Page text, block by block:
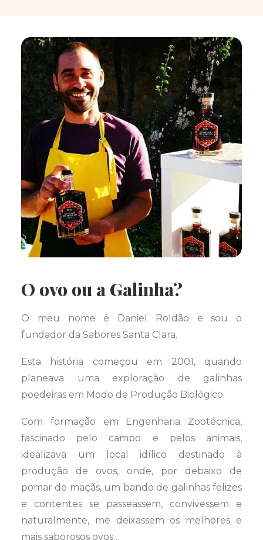
O ovo ou a Galinha?
O meu nome é Daniel Roldão e sou o
fundador da Sabores Santa Clara.
Esta história começou em 2001, quando
planeava uma exploração de galinhas
poedeiras em Modo de Produção Biológico.
Com formação em Engenharia Zootécnica,
fascinado pelo campo e pelos animais,
idealizava um local idílico destinado à
produção de ovos, onde, por debaixo de
pomar de maçãs, um bando de galinhas felizes
e contentes se passeassem, convivessem e
naturalmente, me deixassem os melhores e
mais saborosos ovos…